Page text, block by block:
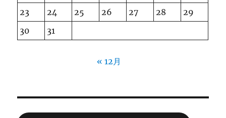
23
24 25 26 27 28
29
30
31
« 12月